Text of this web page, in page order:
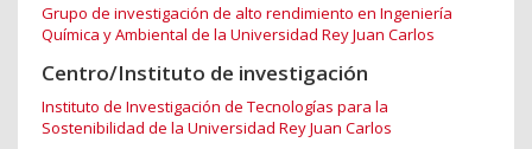
Grupo de investigación de alto rendimiento en Ingeniería
Química y Ambiental de la Universidad Rey Juan Carlos
Centro/Instituto de investigación
Instituto de Investigación de Tecnologías para la
Sostenibilidad de la Universidad Rey Juan Carlos